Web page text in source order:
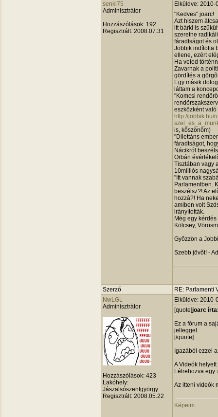
senki75
Adminisztrátor
Hozzászólások: 192
Regisztrált: 2008.07.31
Elküldve: 2010-
"Kedves" joarc!
Azt hiszem
itt bárki is
szeretne
fáradtságot és
Jobbik indította
ellene, ezért
Ha veled
Zavarnak a
gördítés a
Egy másik
láttam a
"Komcsi
eszközként
http://jobbik.hu/
is, köszönöm)
"Dilettáns
fáradtságot,
Nácikról
Orbán
Tisztában vagy
10milliós
"Itt vannak
Parlamentben.
beszélsz?! Az
hozzá?! Ha
amiben volt
irányították.
Még egy
Kölcsey,
Gyõzzön a
Szebb jövõt! -
Szerző
RE: Parlamenti
NwLGL
Adminisztrátor
Hozzászólások: 423
Lakóhely:
Jászalsószentgyörgy
Regisztrált: 2008.05.22
Elküldve: 2010-
[quote]joarc
Ez a fórum a
jelleggel.
[/quote]
Igazából ezzel
A Videók
Létrehozva egy
Az itteni videók
Képeim